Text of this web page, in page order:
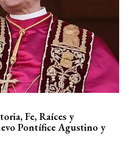
Fe, Raíces y
Pontífice Agustino y